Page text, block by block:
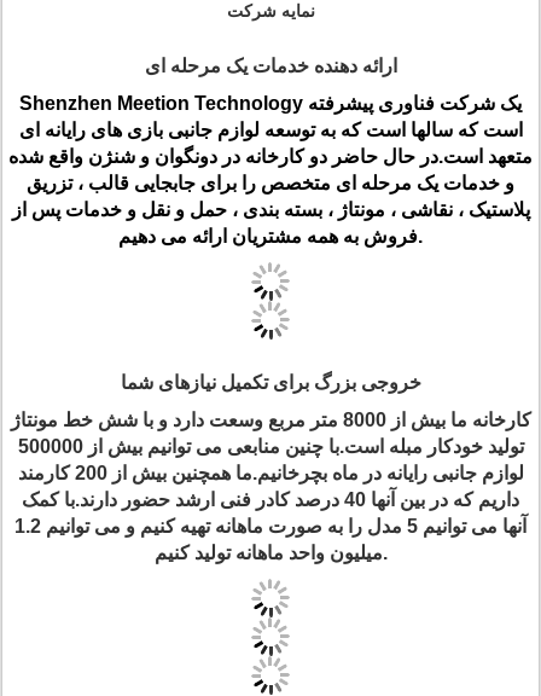
نمایه شرکت
ارائه دهنده خدمات یک مرحله ای
Shenzhen Meetion Technology یک شرکت فناوری پیشرفته
است که سالها است که به توسعه لوازم جانبی بازی های رایانه ای
متعهد است.در حال حاضر دو کارخانه در دونگوان و شنژن واقع شده
و خدمات یک مرحله ای متخصص را برای جابجایی قالب ، تزریق
پلاستیک ، نقاشی ، مونتاژ ، بسته بندی ، حمل و نقل و خدمات پس از
فروش به همه مشتریان ارائه می دهیم.
خروجی بزرگ برای تکمیل نیازهای شما
کارخانه ما بیش از 8000 متر مربع وسعت دارد و با شش خط مونتاژ
تولید خودکار مبله است.با چنین منابعی می توانیم بیش از 500000
لوازم جانبی رایانه در ماه بچرخانیم.ما همچنین بیش از 200 کارمند
داریم که در بین آنها 40 درصد کادر فنی ارشد حضور دارند.با کمک
آنها می توانیم 5 مدل را به صورت ماهانه تهیه کنیم و می توانیم 1.2
میلیون واحد ماهانه تولید کنیم.